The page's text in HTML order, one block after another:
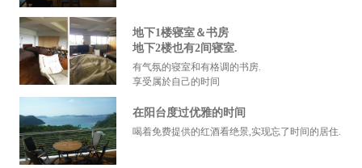
地下1楼寝室＆书房
地下2楼也有2间寝室.
有气氛的寝室和有格调的书房.
享受属於自己的时间
在阳台度过优雅的时间
喝着免费提供的红酒看绝景,实现忘了时间的居住.